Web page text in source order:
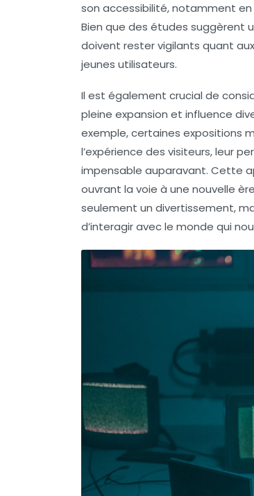
son accessibilité, notamment en
Bien que des études suggèrent
doivent rester vigilants quant
jeunes utilisateurs.
Il est également crucial de
pleine expansion et influence
exemple, certaines expositions
l’expérience des visiteurs, leur
impensable auparavant. Cette
ouvrant la voie à une nouvelle
seulement un divertissement,
d’interagir avec le monde qui